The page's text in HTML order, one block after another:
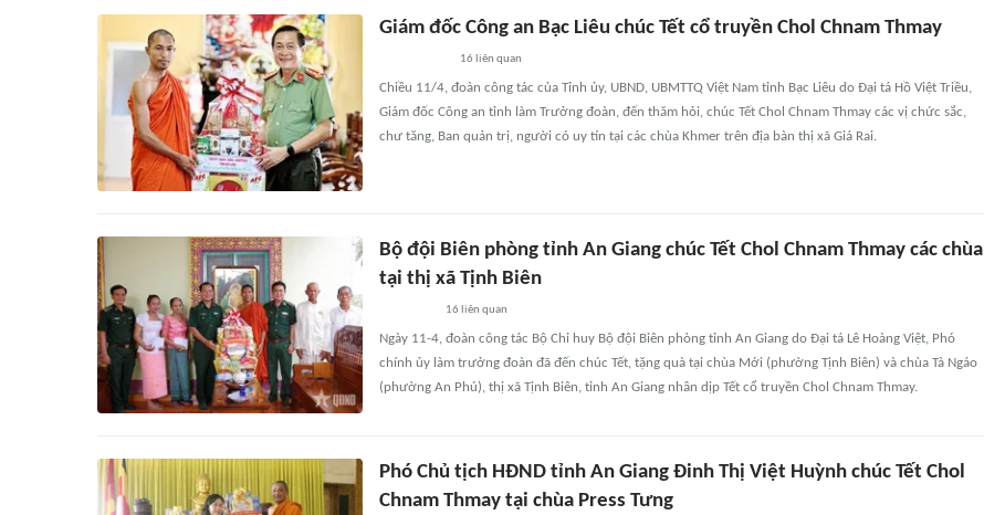
Giám đốc Công an Bạc Liêu chúc Tết cổ truyền Chol Chnam Thmay
16 liên quan
Chiều 11/4, đoàn công tác của Tỉnh ủy, UBND, UBMTTQ Việt Nam tỉnh Bạc Liêu do Đại tá Hồ Việt Triều,
Giám đốc Công an tỉnh làm Trưởng đoàn, đến thăm hỏi, chúc Tết Chol Chnam Thmay các vị chức sắc,
chư tăng, Ban quản trị, người có uy tín tại các chùa Khmer trên địa bàn thị xã Giá Rai.
Bộ đội Biên phòng tỉnh An Giang chúc Tết Chol Chnam Thmay các chùa
tại thị xã Tịnh Biên
16 liên quan
Ngày 11-4, đoàn công tác Bộ Chỉ huy Bộ đội Biên phòng tỉnh An Giang do Đại tá Lê Hoàng Việt, Phó
chính ủy làm trưởng đoàn đã đến chúc Tết, tặng quà tại chùa Mới (phường Tịnh Biên) và chùa Tà Ngáo
(phường An Phú), thị xã Tịnh Biên, tỉnh An Giang nhân dịp Tết cổ truyền Chol Chnam Thmay.
Phó Chủ tịch HĐND tỉnh An Giang Đinh Thị Việt Huỳnh chúc Tết Chol
Chnam Thmay tại chùa Press Tưng